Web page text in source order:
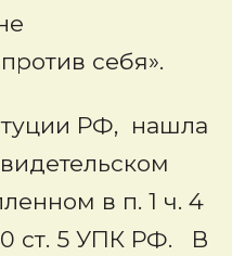
себя».
РФ, нашла
в п. 1 ч. 4
ст. 5 УПК РФ. В